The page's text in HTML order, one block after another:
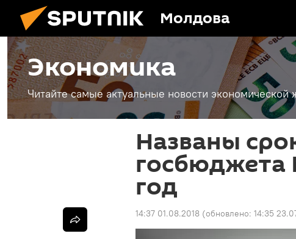
Молдова
Экономика
Читайте самые актуальные новости
Названы
госбюджета
год
14:37 01.08.2018 (обновлено: 14:35